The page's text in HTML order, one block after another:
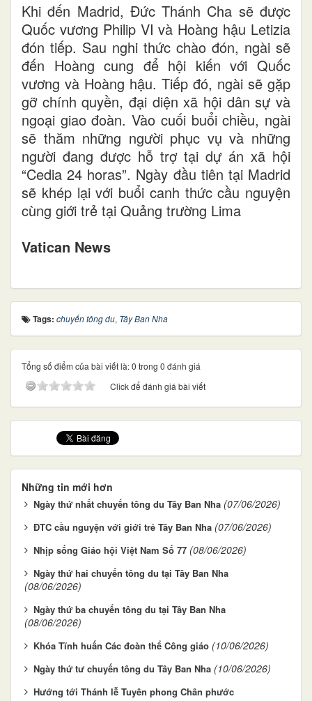
Khi đến Madrid, Đức Thánh Cha sẽ được
Quốc vương Philip VI và Hoàng hậu Letizia
đón tiếp. Sau nghi thức chào đón, ngài sẽ
đến Hoàng cung để hội kiến với Quốc
vương và Hoàng hậu. Tiếp đó, ngài sẽ gặp
gỡ chính quyền, đại diện xã hội dân sự và
ngoại giao đoàn. Vào cuối buổi chiều, ngài
sẽ thăm những người phục vụ và những
người đang được hỗ trợ tại dự án xã hội
“Cedia 24 horas”. Ngày đầu tiên tại Madrid
sẽ khép lại với buổi canh thức cầu nguyện
cùng giới trẻ tại Quảng trường Lima
Vatican News
Tags: chuyến tông du, Tây Ban Nha
Tổng số điểm của bài viết là: 0 trong 0 đánh giá
Click để đánh giá bài viết
Những tin mới hơn
Ngày thứ nhất chuyến tông du Tây Ban Nha (07/06/2026)
ĐTC cầu nguyện với giới trẻ Tây Ban Nha (07/06/2026)
Nhịp sống Giáo hội Việt Nam Số 77 (08/06/2026)
Ngày thứ hai chuyến tông du tại Tây Ban Nha
(08/06/2026)
Ngày thứ ba chuyến tông du tại Tây Ban Nha
(08/06/2026)
Khóa Tĩnh huấn Các đoàn thể Công giáo (10/06/2026)
Ngày thứ tư chuyến tông du Tây Ban Nha (10/06/2026)
Hướng tới Thánh lễ Tuyên phong Chân phước